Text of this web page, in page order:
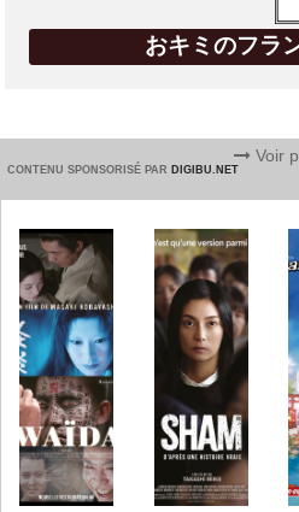
おキミのフラ
CONTENU SPONSORISÉ PAR DIGIBU.NET
Voir